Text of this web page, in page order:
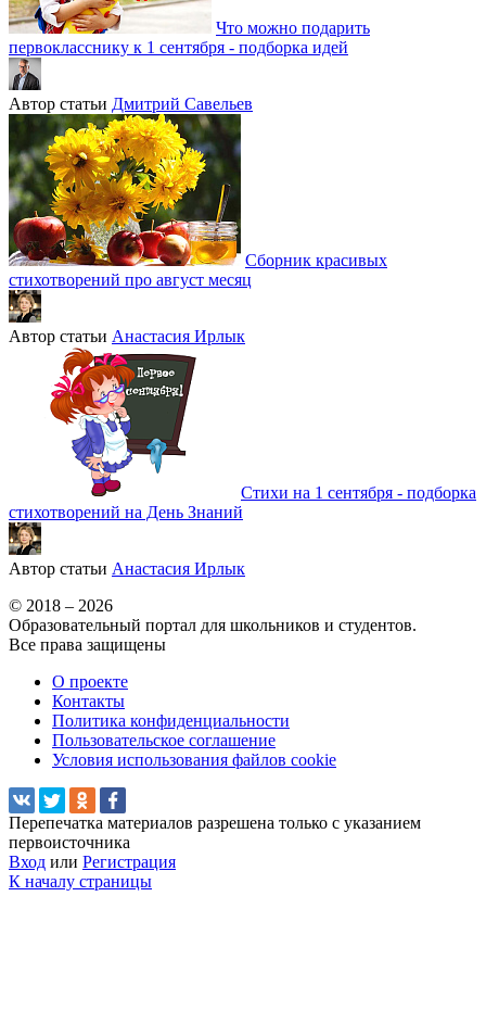
Что можно подарить
первокласснику к 1 сентября - подборка идей
Автор статьи Дмитрий Савельев
Сборник красивых
стихотворений про август месяц
Автор статьи Анастасия Ирлык
Стихи на 1 сентября - подборка
стихотворений на День Знаний
Автор статьи Анастасия Ирлык
© 2018 – 2026
Образовательный портал для школьников и студентов.
Все права защищены
О проекте
Контакты
Политика конфиденциальности
Пользовательское соглашение
Условия использования файлов cookie
Перепечатка материалов разрешена только с указанием
первоисточника
Вход или Регистрация
К началу страницы